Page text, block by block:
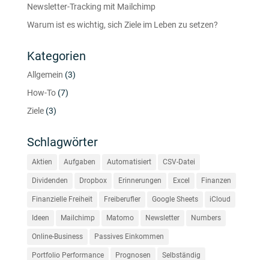
Newsletter-Tracking mit Mailchimp
Warum ist es wichtig, sich Ziele im Leben zu setzen?
Kategorien
Allgemein (3)
How-To(7)
Ziele(3)
Schlagwörter
Aktien Aufgaben Automatisiert CSV-Datei
Dividenden Dropbox Erinnerungen Excel Finanzen
Finanzielle Freiheit Freiberufler Google Sheets iCloud
Ideen Mailchimp Matomo Newsletter Numbers
Online-Business Passives Einkommen
Portfolio Performance Prognosen Selbständig